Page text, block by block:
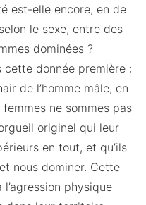
est-elle encore, en de
le sexe, entre des
dominées ?
donnée première :
de l’homme mâle, en
ne sommes pas
originel qui leur
en tout, et qu’ils
nous dominer. Cette
physique